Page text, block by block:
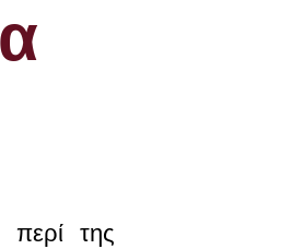
περί της